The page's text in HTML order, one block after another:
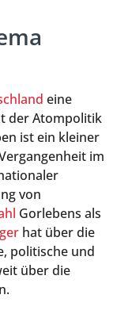
eine
der Atompolitik
ist ein kleiner
im
von
Gorlebens als
hat über die
politische und
über die